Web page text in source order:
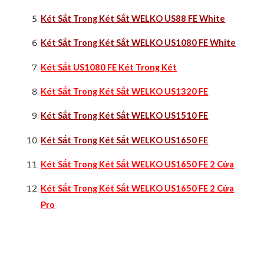
Két Sắt Trong Két Sắt WELKO US88 FE White
Két Sắt Trong Két Sắt WELKO US1080 FE White
Két Sắt US1080 FE Két Trong Két
Két Sắt Trong Két Sắt WELKO US1320 FE
Két Sắt Trong Két Sắt WELKO US1510 FE
Két Sắt Trong Két Sắt WELKO US1650 FE
Két Sắt Trong Két Sắt WELKO US1650 FE 2 Cửa
Két Sắt Trong Két Sắt WELKO US1650 FE 2 Cửa
Pro